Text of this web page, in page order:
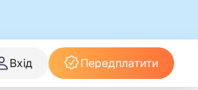
Вхід Передплатити